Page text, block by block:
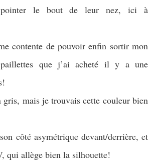
pointer le bout de leur nez, ici à
contente de pouvoir enfin sortir mon
que j’ai acheté il y a une
mais je trouvais cette couleur bien
côté asymétrique devant/derrière, et
qui allège bien la silhouette!